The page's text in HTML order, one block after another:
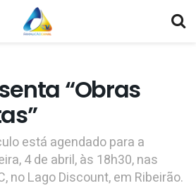
“Obras
está agendado para a
4 de abril, às 18h30, nas
no Lago Discount, em Ribeirão.